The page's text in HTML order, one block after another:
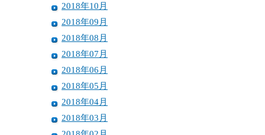
2018年10月
2018年09月
2018年08月
2018年07月
2018年06月
2018年05月
2018年04月
2018年03月